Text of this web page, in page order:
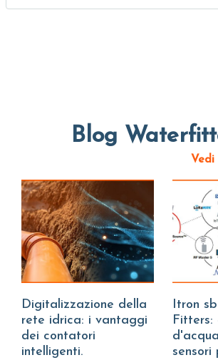
Blog
Digitalizzazione della
rete idrica: i vantaggi
dei contatori
intelligenti.
Itron sbarca su Water
Fitters:
sensori